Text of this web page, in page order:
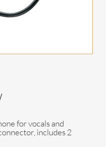
for vocals and
includes 2